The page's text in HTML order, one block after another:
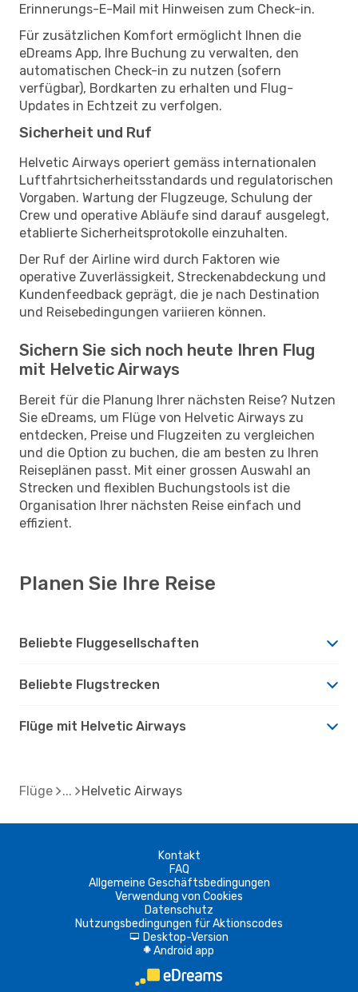
Erinnerungs-E-Mail mit Hinweisen zum Check-in.
Für zusätzlichen Komfort ermöglicht Ihnen die
eDreams App, Ihre Buchung zu verwalten, den
automatischen Check-in zu nutzen (sofern
verfügbar), Bordkarten zu erhalten und Flug-
Updates in Echtzeit zu verfolgen.
Sicherheit und Ruf
Helvetic Airways operiert gemäss internationalen
Luftfahrtsicherheitsstandards und regulatorischen
Vorgaben. Wartung der Flugzeuge, Schulung der
Crew und operative Abläufe sind darauf ausgelegt,
etablierte Sicherheitsprotokolle einzuhalten.
Der Ruf der Airline wird durch Faktoren wie
operative Zuverlässigkeit, Streckenabdeckung und
Kundenfeedback geprägt, die je nach Destination
und Reisebedingungen variieren können.
Sichern Sie sich noch heute Ihren Flug
mit Helvetic Airways
Bereit für die Planung Ihrer nächsten Reise? Nutzen
Sie eDreams, um Flüge von Helvetic Airways zu
entdecken, Preise und Flugzeiten zu vergleichen
und die Option zu buchen, die am besten zu Ihren
Reiseplänen passt. Mit einer grossen Auswahl an
Strecken und flexiblen Buchungstools ist die
Organisation Ihrer nächsten Reise einfach und
effizient.
Planen Sie Ihre Reise
Beliebte Fluggesellschaften
Beliebte Flugstrecken
Flüge mit Helvetic Airways
Flüge Helvetic Airways
Kontakt
FAQ
Allgemeine Geschäftsbedingungen
Verwendung von Cookies
Datenschutz
Nutzungsbedingungen für Aktionscodes
d Desktop-Version
A Android app